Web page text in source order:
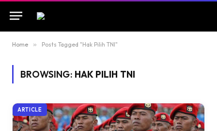
Home » Posts Tagged "Hak Pilih TNI"
BROWSING: HAK PILIH TNI
ARTICLE